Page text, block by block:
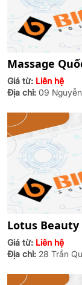
Massage
Giá từ: Liên hệ
Địa chỉ: 09
Lotus Beauty
Giá từ: Liên hệ
Địa chỉ: 28 Trần